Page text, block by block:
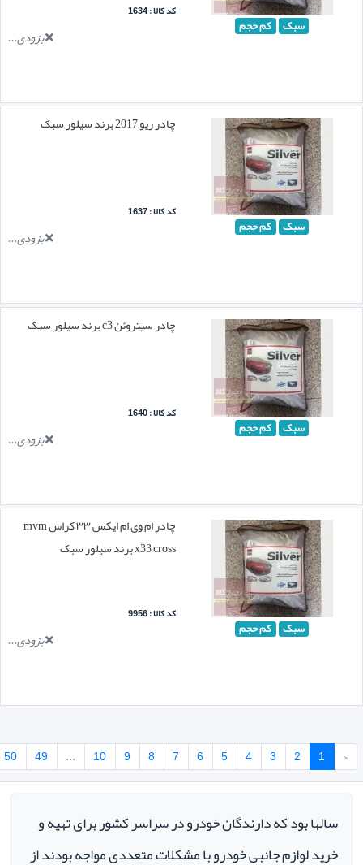
سبک کم حجم
کد کالا : 1634
بزودی...
سبک کم حجم
چادر ریو 2017 برند سیلور سبک
کد کالا : 1637
بزودی...
سبک کم حجم
چادر سیتروئن c3 برند سیلور سبک
کد کالا : 1640
بزودی...
سبک کم حجم
چادر ام وی ام ایکس ۳۳ کراس mvm
x33 cross برند سیلور سبک
کد کالا : 9956
بزودی...
‹
1
2
3
4
5
6
7
8
9
10
...
49
50
سالها بود که دارندگان خودرو در سراسر کشور برای تهیه و
خرید لوازم جانبی خودرو با مشکلات متعددی مواجه بودند از